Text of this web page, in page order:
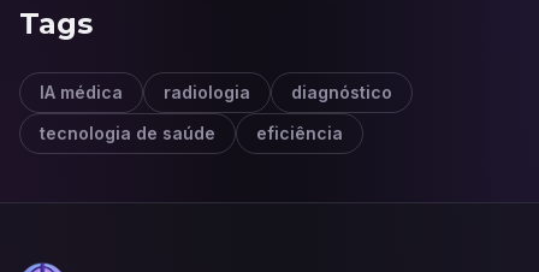
Tags
IA médica radiologia
diagnóstico
tecnologia de saúde
eficiência